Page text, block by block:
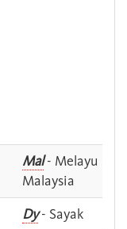
Mal- Melayu -
Malaysia
Dy- Sayak